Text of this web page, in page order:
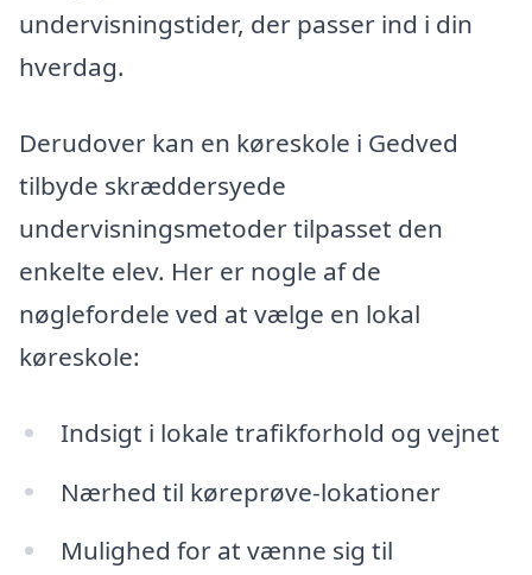
undervisningstider, der passer ind i din
hverdag.
Derudover kan en køreskole i Gedved
tilbyde skræddersyede
undervisningsmetoder tilpasset den
enkelte elev. Her er nogle af de
nøglefordele ved at vælge en lokal
køreskole:
Indsigt i lokale trafikforhold og vejnet
Nærhed til køreprøve-lokationer
Mulighed for at vænne sig til